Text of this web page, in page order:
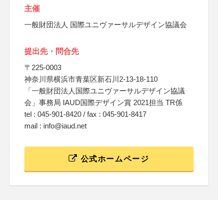
主催
一般財団法人 国際ユニヴァーサルデザイン協議会
提出先・問合先
〒225-0003
神奈川県横浜市青葉区新石川2-13-18-110
「一般財団法人国際ユニヴァーサルデザイン協議
会」事務局 IAUD国際デザイン賞 2021担当 TR係
tel : 045-901-8420 / fax : 045-901-8417
mail : info@iaud.net
公式ホームページ